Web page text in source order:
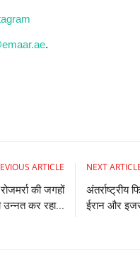
.
ARTICLE
की जगहों
उन्नत कर रहा...
NEXT
अंतर्राष्ट्रीय
ईरान और